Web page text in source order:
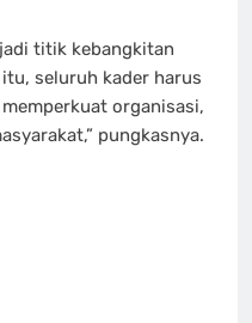
titik kebangkitan
itu, seluruh kader harus
organisasi,
pungkasnya.